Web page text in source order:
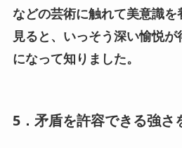
などの芸術に触れて美意識
見ると、いっそう深い愉悦
になって知りました。
5．矛盾を許容できる強さ